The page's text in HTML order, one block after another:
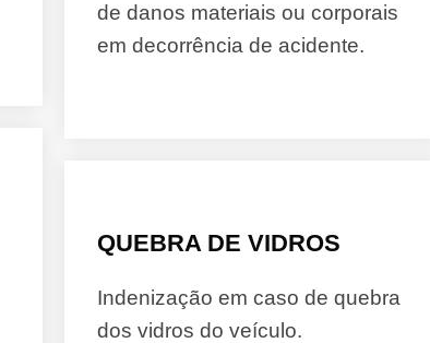
de danos materiais ou corporais
em decorrência de acidente.
QUEBRA DE VIDROS
Indenização em caso de quebra
dos vidros do veículo.